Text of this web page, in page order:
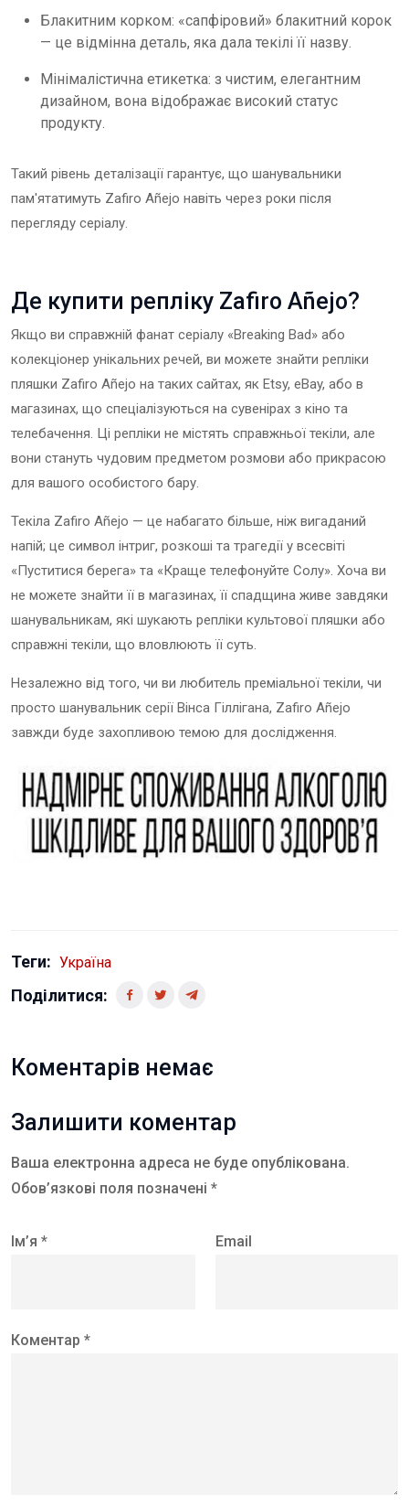
Блакитним корком: «сапфіровий» блакитний корок
— це відмінна деталь, яка дала текілі її назву.
Мінімалістична етикетка: з чистим, елегантним
дизайном, вона відображає високий статус
продукту.
Такий рівень деталізації гарантує, що шанувальники
пам'ятатимуть Zafiro Añejo навіть через роки після
перегляду серіалу.
Де купити репліку Zafiro Añejo?
Якщо ви справжній фанат серіалу «Breaking Bad» або
колекціонер унікальних речей, ви можете знайти репліки
пляшки Zafiro Añejo на таких сайтах, як Etsy, eBay, або в
магазинах, що спеціалізуються на сувенірах з кіно та
телебачення. Ці репліки не містять справжньої текіли, але
вони стануть чудовим предметом розмови або прикрасою
для вашого особистого бару.
Текіла Zafiro Añejo — це набагато більше, ніж вигаданий
напій; це символ інтриг, розкоші та трагедії у всесвіті
«Пуститися берега» та «Краще телефонуйте Солу». Хоча ви
не можете знайти її в магазинах, її спадщина живе завдяки
шанувальникам, які шукають репліки культової пляшки або
справжні текіли, що вловлюють її суть.
Незалежно від того, чи ви любитель преміальної текіли, чи
просто шанувальник серії Вінса Гіллігана, Zafiro Añejo
завжди буде захопливою темою для дослідження.
Теги: Україна
Поділитися:
Коментарів немає
Залишити коментар
Ваша електронна адреса не буде опублікована.
Обов’язкові поля позначені *
Ім’я * Email
Коментар *